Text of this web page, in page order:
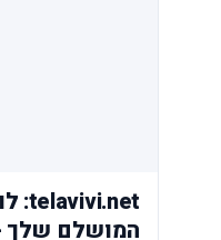
המושלם שלך